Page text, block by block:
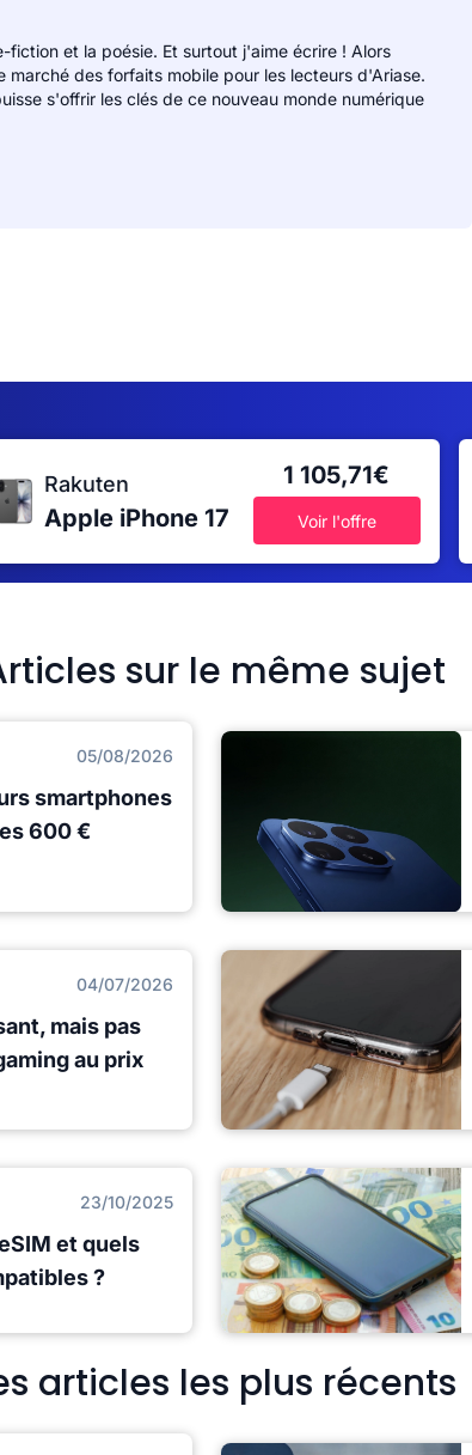
et la poésie. Et surtout j'aime écrire ! Alors
des forfaits mobile pour les lecteurs d'Ariase.
s'offrir les clés de ce nouveau monde numérique
Rakuten
Apple iPhone 17
1 105,71€
Voir l'offre
sur le même sujet
05/08/2026
smartphones
600 €
04/07/2026
mais pas
au prix
23/10/2025
et quels
?
articles les plus récents